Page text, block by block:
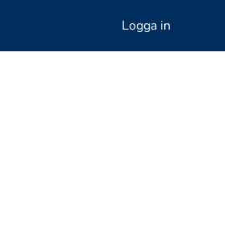
Logga in